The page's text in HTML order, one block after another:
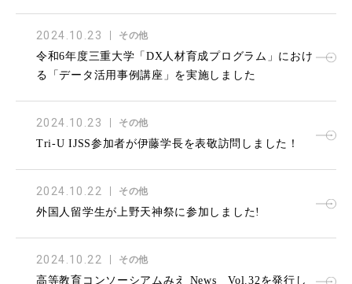
2024.10.23 その他
令和6年度三重大学「DX人材育成プログラム」におけ
る「データ活用事例講座」を実施しました
2024.10.23 その他
Tri-U IJSS参加者が伊藤学長を表敬訪問しました！
2024.10.22 その他
外国人留学生が上野天神祭に参加しました!
2024.10.22 その他
高等教育コンソーシアムみえ News Vol.32を発行し